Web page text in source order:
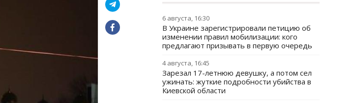
6 августа, 16:30
В Украине зарегистрировали петицию об
изменении правил мобилизации: кого
предлагают призывать в первую очередь
4 августа, 16:45
Зарезал 17-летнюю девушку, а потом сел
ужинать: жуткие подробности убийства в
Киевской области